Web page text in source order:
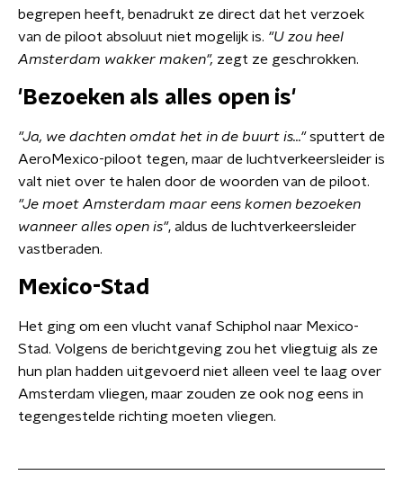
begrepen heeft, benadrukt ze direct dat het verzoek
van de piloot absoluut niet mogelijk is. "U zou heel
Amsterdam wakker maken", zegt ze geschrokken.
'Bezoeken als alles open is'
"Ja, we dachten omdat het in de buurt is..."sputtert de
AeroMexico-piloot tegen, maar de luchtverkeersleider is
valt niet over te halen door de woorden van de piloot.
"Je moet Amsterdam maar eens komen bezoeken
wanneer alles open is", aldus de luchtverkeersleider
vastberaden.
Mexico-Stad
Het ging om een vlucht vanaf Schiphol naar Mexico-
Stad. Volgens de berichtgeving zou het vliegtuig als ze
hun plan hadden uitgevoerd niet alleen veel te laag over
Amsterdam vliegen, maar zouden ze ook nog eens in
tegengestelde richting moeten vliegen.